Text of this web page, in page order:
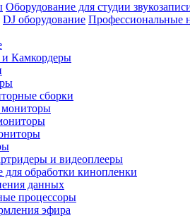
Оборудование для студии
DJ оборудование Профессиональные
Камкордеры
сборки
и видеоплееры
для обработки кинопленки
данных
процессоры
эфира